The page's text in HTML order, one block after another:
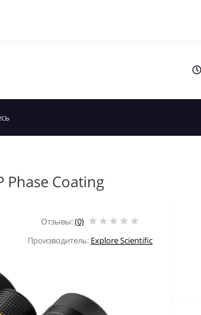
Phase Coating
Отзывы:(0)
Производитель: Explore Scientific